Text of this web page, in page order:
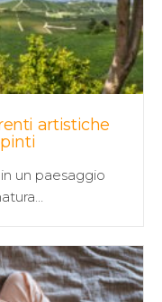
artistiche
un paesaggio